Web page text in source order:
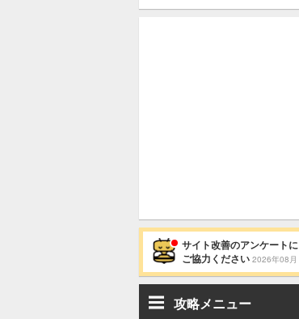
サイト改善のアンケートに
ご協力ください 2026年08月
攻略メニュー